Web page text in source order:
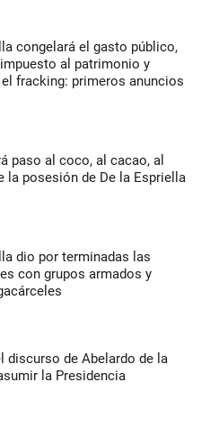
congelará el gasto público,
al patrimonio y
fracking: primeros anuncios
paso al coco, al cacao, al
la posesión de De la Espriella
dio por terminadas las
con grupos armados y
discurso de Abelardo de la
la Presidencia